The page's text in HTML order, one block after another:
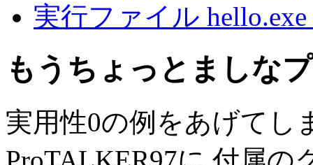
実行ファイル
もうちょっとましな
実用性0の例をあげてし